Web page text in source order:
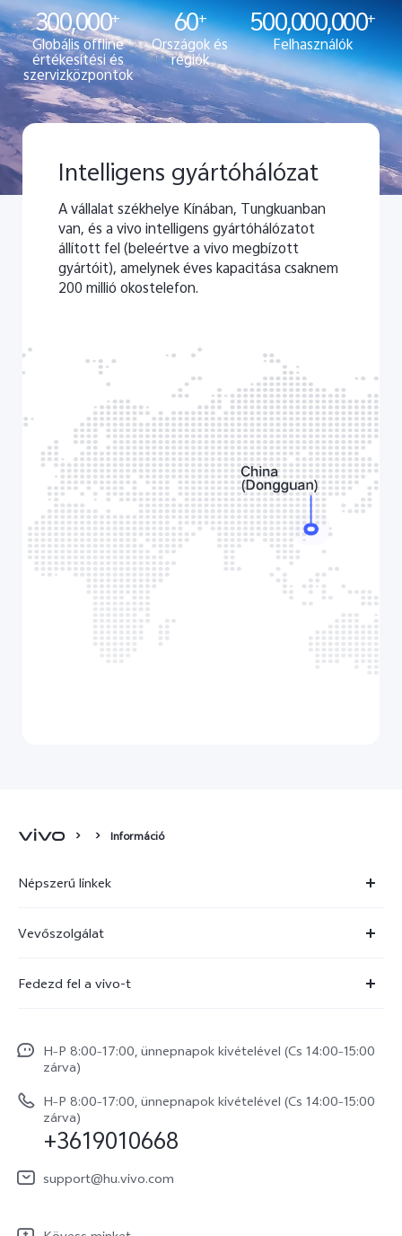
300,000+
Globális offline
értékesítési és
szervizközpontok
60+
Országok és
régiók
500,000,000+
Felhasználók
Intelligens gyártóhálózat
A vállalat székhelye Kínában, Tungkuanban
van, és a vivo intelligens gyártóhálózatot
állított fel (beleértve a vivo megbízott
gyártóit), amelynek éves kapacitása csaknem
200 millió okostelefon.
Információ
Népszerű linkek
X300 Pro
V70 FE
Y31 5G
vivo Buds Air3
Vevőszolgálat
Rendszerfrissítés
vivo Jótállási Politika
Vevőszolgálati adatvédelmi nyilatkozat
LUT-ok letöltése a Log helyreállításához
Fedezd fel a vivo-t
Jogi szabályozás
Rólunk
vivo Személyes Adatok Védelme
H–P 8:00–17:00, ünnepnapok kivételével (Cs 14:00–15:00
zárva)
H–P 8:00–17:00, ünnepnapok kivételével (Cs 14:00–15:00
zárva)
+3619010668
support@hu.vivo.com